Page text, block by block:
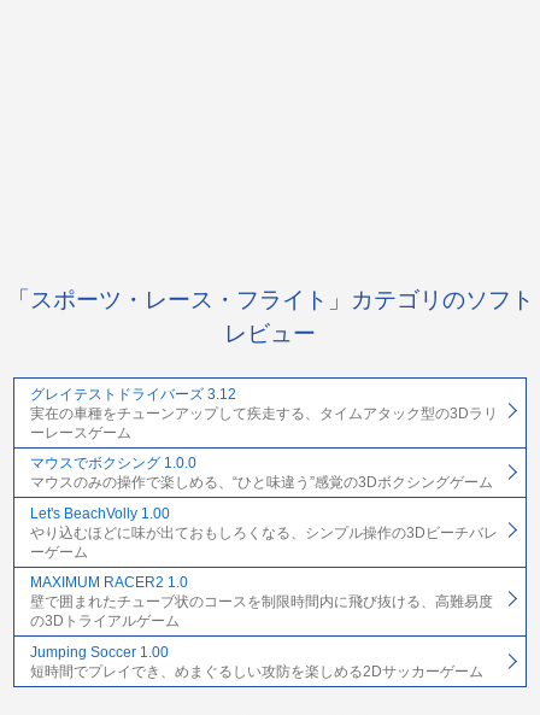
「スポーツ・レース・フライト」カテゴリのソフト
レビュー
グレイテストドライバーズ 3.12
実在の車種をチューンアップして疾走する、タイムアタック型の3Dラリ
ーレースゲーム
マウスでボクシング 1.0.0
マウスのみの操作で楽しめる、“ひと味違う”感覚の3Dボクシングゲーム
Let's BeachVolly 1.00
やり込むほどに味が出ておもしろくなる、シンプル操作の3Dビーチバレ
ーゲーム
MAXIMUM RACER2 1.0
壁で囲まれたチューブ状のコースを制限時間内に飛び抜ける、高難易度
の3Dトライアルゲーム
Jumping Soccer 1.00
短時間でプレイでき、めまぐるしい攻防を楽しめる2Dサッカーゲーム